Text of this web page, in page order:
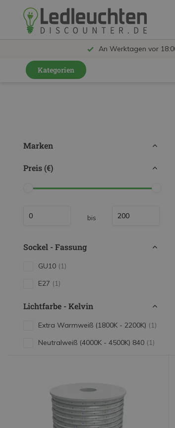
An Werktagen vor
Kategorien
Feuchtraumleuchten IP65
Außenleuchten
LED Hallenstrahler
LED Leuchtbänder
Dekorative Beleuchtung
Marken
Preis (€)
bis
Sockel - Fassung
GU10 (1)
E27 (1)
Lichtfarbe - Kelvin
Extra Warmweiß (1800K - 2200K) (1)
Neutralweiß (4000K - 4500K) 840 (1)